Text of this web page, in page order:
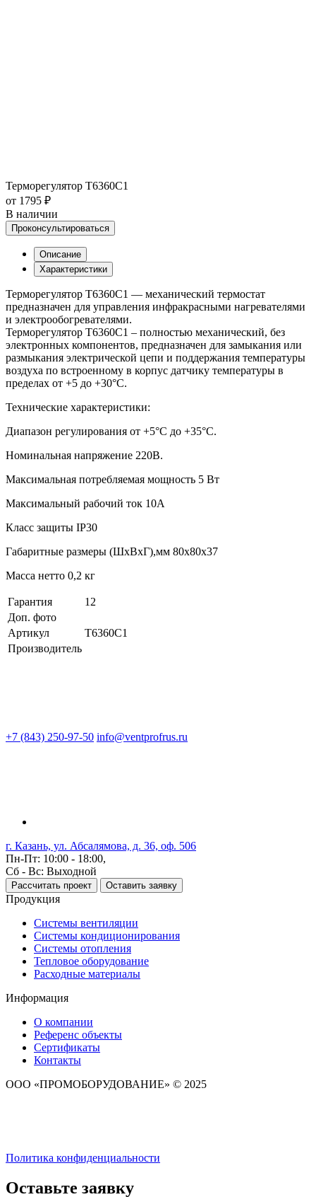
Терморегулятор T6360C1
от 1795 ₽
В наличии
Проконсультироваться
Описание
Характеристики
Терморегулятор T6360C1 — механический термостат
предназначен для управления инфракрасными нагревателями
и электрообогревателями.
Терморегулятор T6360C1 – полностью механический, без
электронных компонентов, предназначен для замыкания или
размыкания электрической цепи и поддержания температуры
воздуха по встроенному в корпус датчику температуры в
пределах от +5 до +30°С.
Технические характеристики:
Диапазон регулирования от +5°C до +35°C.
Номинальная напряжение 220В.
Максимальная потребляемая мощность 5 Вт
Максимальный рабочий ток 10А
Класс защиты IP30
Габаритные размеры (ШхВхГ),мм 80х80х37
Масса нетто 0,2 кг
Гарантия
12
Доп. фото
Артикул
T6360C1
Производитель
+7 (843) 250-97-50 info@ventprofrus.ru
г. Казань, ул. Абсалямова, д. 36, оф. 506
Пн-Пт: 10:00 - 18:00,
Сб - Вс: Выходной
Рассчитать проект Оставить заявку
Продукция
Системы вентиляции
Системы кондиционирования
Системы отопления
Тепловое оборудование
Расходные материалы
Информация
О компании
Референс объекты
Сертификаты
Контакты
ООО «ПРОМОБОРУДОВАНИЕ» © 2025
Политика конфиденциальности
Оставьте заявку